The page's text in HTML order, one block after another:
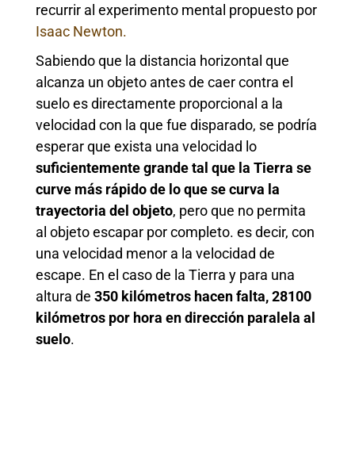
recurrir al experimento mental propuesto por
Isaac Newton.
Sabiendo que la distancia horizontal que
alcanza un objeto antes de caer contra el
suelo es directamente proporcional a la
velocidad con la que fue disparado, se podría
esperar que exista una velocidad lo
suficientemente grande tal que la Tierra se
curve más rápido de lo que se curva la
trayectoria del objeto, pero que no permita
al objeto escapar por completo. es decir, con
una velocidad menor a la velocidad de
escape. En el caso de la Tierra y para una
altura de 350 kilómetros hacen falta, 28100
kilómetros por hora en dirección paralela al
suelo.